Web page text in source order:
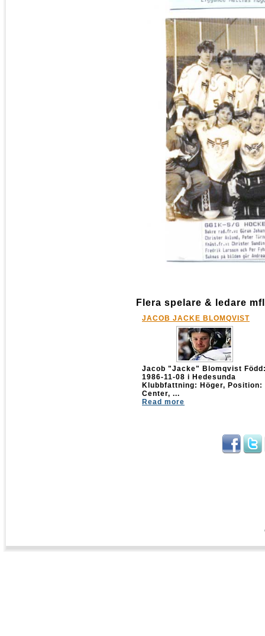
Flera spelare & ledare mfl
JACOB JACKE BLOMQVIST
Jacob "Jacke" Blomqvist
1986-11-08 i Hedesunda
Klubbfattning: Höger, Position:
Center, ...
Read more